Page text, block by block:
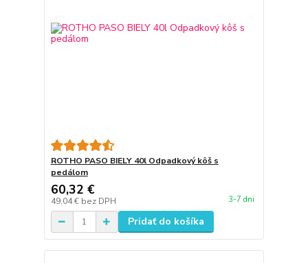
ROTHO PASO BIELY 40l Odpadkový kôš s
pedálom
60,32 €
49,04 € bez DPH 3-7 dni
Pridať do košíka